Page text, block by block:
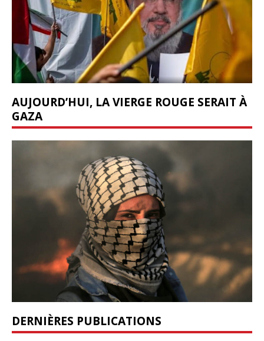
AUJOURD’HUI, LA VIERGE ROUGE SERAIT À
GAZA
DERNIÈRES PUBLICATIONS